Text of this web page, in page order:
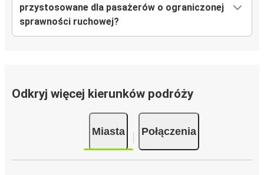
przystosowane dla pasażerów o ograniczonej
sprawności ruchowej?
Odkryj więcej kierunków podróży
Miasta Połączenia